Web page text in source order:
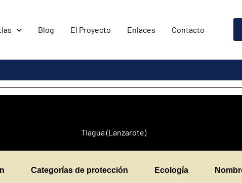
Blog El Proyecto Enlaces Contacto
Tiagua (Lanzarote)
Categorías de protección Ecología